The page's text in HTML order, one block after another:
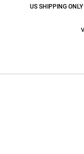
US SHIPPING ONLY